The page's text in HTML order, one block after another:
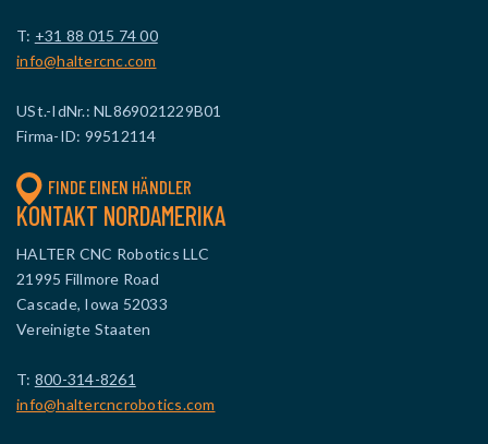
T: +31 88 015 74 00
info@haltercnc.com
USt.-IdNr.: NL869021229B01
Firma-ID: 99512114
FINDE EINEN HÄNDLER
KONTAKT NORDAMERIKA
HALTER CNC Robotics LLC
21995 Fillmore Road
Cascade, Iowa 52033
Vereinigte Staaten
T: 800-314-8261
info@haltercncrobotics.com